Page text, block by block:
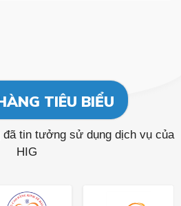
TIÊU BIỂU
đã tin tưởng sử dụng dịch vụ của
HIG